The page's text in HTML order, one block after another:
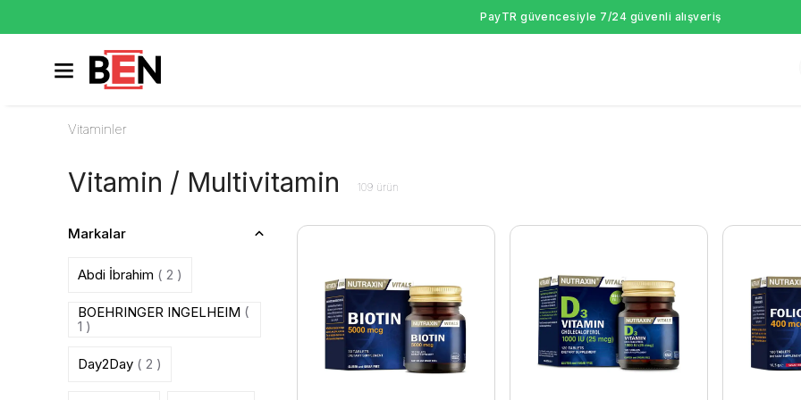
PayTR güvencesiyle 7/24 güvenli alışveriş
Vitaminler
Vitamin / Multivitamin 109 ürün
Markalar
Abdi İbrahim ( 2 )
BOEHRINGER INGELHEIM (
1 )
Day2Day ( 2 )